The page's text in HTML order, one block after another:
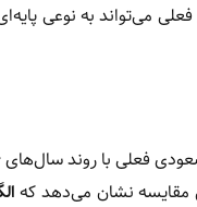
فعلی می‌تواند به نوعی
مقایسه نشان می‌دهد که